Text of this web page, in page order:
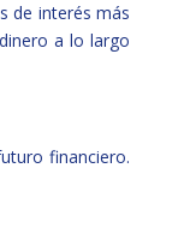
de interés más
a lo largo
financiero.